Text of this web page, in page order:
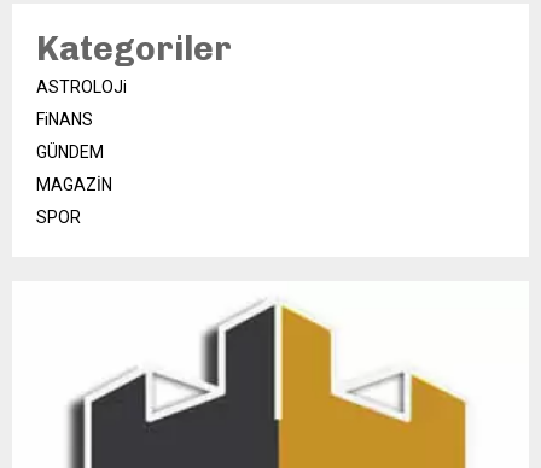
Kategoriler
ASTROLOJi
FiNANS
GÜNDEM
MAGAZİN
SPOR